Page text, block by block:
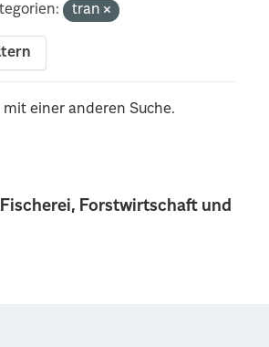
Forstwirtschaft und
tran
mit einer anderen Suche.